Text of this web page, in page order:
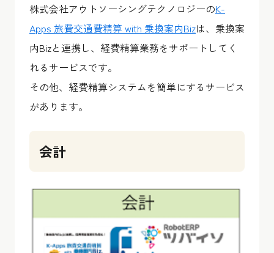
株式会社アウトソーシングテクノロジーのK-
Apps 旅費交通費精算 with 乗換案内Bizは、乗換案
内Bizと連携し、経費精算業務をサポートしてく
れるサービスです。
その他、経費精算システムを簡単にするサービス
があります。
会計